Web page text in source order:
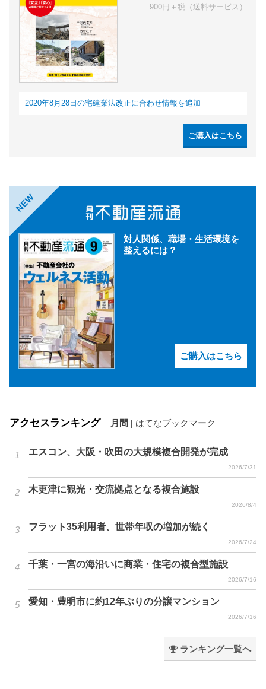
900円＋税（送料サービス）
2020年8月28日の宅建業法改正に合わせ情報を追加
ご購入はこちら
NEW
対人関係、職場・生活環境を
整えるには？
ご購入はこちら
アクセスランキング 月間 はてなブックマーク
エスコン、大阪・吹田の大規模複合開発が完成
2026/7/31
木更津に観光・交流拠点となる複合施設
2026/8/4
フラット35利用者、世帯年収の増加が続く
2026/7/24
千葉・一宮の海沿いに商業・住宅の複合型施設
2026/7/16
愛知・豊明市に約12年ぶりの分譲マンション
2026/7/16
ランキング一覧へ